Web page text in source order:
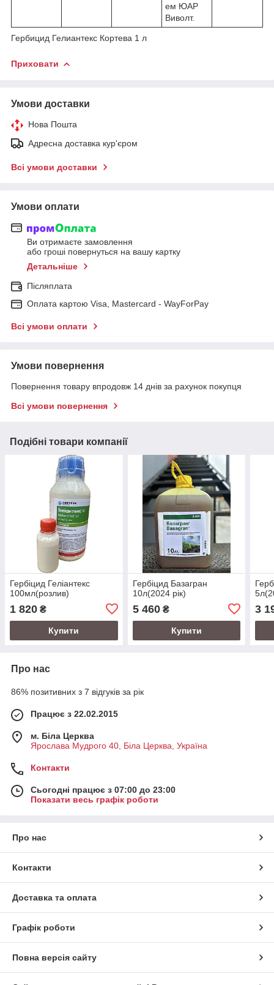
ем ЮАР
Виволт.
Гербицид Гелиантекс Кортева 1 л
Приховати
Умови доставки
Нова Пошта
Адресна доставка кур'єром
Всі умови доставки
Умови оплати
Ви отримаєте замовлення
або гроші повернуться на вашу картку
Детальніше
Післяплата
Оплата картою Visa, Mastercard - WayForPay
Всі умови оплати
Умови повернення
Повернення товару впродовж 14 днів за рахунок покупця
Всі умови повернення
Подібні товари компанії
Гербіцид Геліантекс
100мл(розлив)
1 820 ₴
Купити
Гербіцид Базагран
10л(2024 рік)
5 460₴
Купити
3
Про нас
86% позитивних з 7 відгуків за рік
Працює з 22.02.2015
м. Біла Церква
Ярослава Мудрого 40, Біла Церква, Україна
Контакти
Сьогодні працює з 07:00 до 23:00
Показати весь графік роботи
Про нас
Контакти
Доставка та оплата
Графік роботи
Повна версія сайту